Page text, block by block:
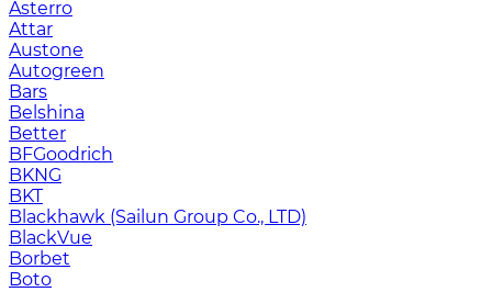
Asterro
Attar
Austone
Autogreen
Bars
Belshina
Better
BFGoodrich
BKNG
BKT
Blackhawk (Sailun Group Co., LTD)
BlackVue
Borbet
Boto